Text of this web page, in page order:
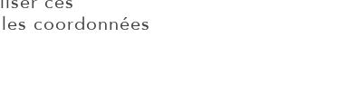
coordonnées